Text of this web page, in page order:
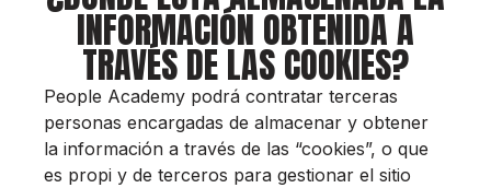
INFORMACIÓN OBTENIDA A
TRAVÉS DE LAS COOKIES?
People Academy podrá contratar terceras
personas encargadas de almacenar y obtener
la información a través de las “cookies”, o que
es propi y de terceros para gestionar el sitio